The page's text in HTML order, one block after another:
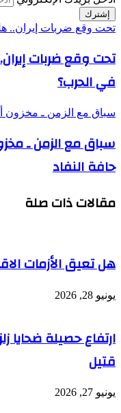
تحت وقع ضربات إيران..
تحت وقع ضربات
في الحرب؟
سباق مع الزمن ـ مخزون
سباق مع الزمن ـ
حافة النفاد
مقالات ذات صلة
هل تعيق الأزمات
يونيو 28, 2026
قتيل
يونيو 27, 2026